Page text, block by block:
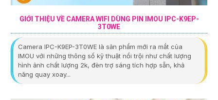
GIỚI THIỆU VỀ CAMERA WIFI DÙNG PIN IMOU IPC-K9EP-
3T0WE
Camera IPC-K9EP-3T0WE là sản phẩm mới ra mắt của
IMOU với những thông số kỹ thuật nổi trội như chất lượng
hình ảnh chất lượng 2k, đèn trợ sáng tích hợp sẵn, khả
năng quay xoay...